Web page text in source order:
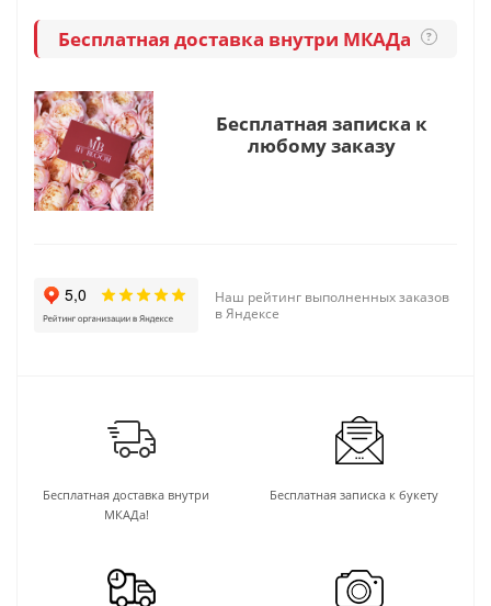
Бесплатная доставка внутри МКАДа ?
Бесплатная записка к
любому заказу
Наш рейтинг выполненных заказов
в Яндексе
Бесплатная доставка внутри
МКАДа!
Бесплатная записка к букету